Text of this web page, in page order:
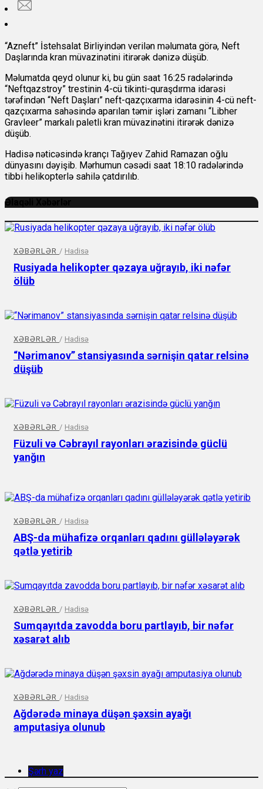
“Azneft” İstehsalat Birliyindən verilən məlumata görə, Neft
Daşlarında kran müvazinətini itirərək dənizə düşüb.
Məlumatda qeyd olunur ki, bu gün saat 16:25 radələrində
“Neftqazstroy” trestinin 4-cü tikinti-quraşdırma idarəsi
tərəfindən “Neft Daşları” neft-qazçıxarma idarəsinin 4-cü neft-
qazçıxarma sahəsində aparılan təmir işləri zamanı “Libher
Gravleer” markalı paletli kran müvazinətini itirərək dənizə
düşüb.
Hadisə nəticəsində krançı Tağıyev Zahid Ramazan oğlu
dünyasını dəyişib. Mərhumun cəsədi saat 18:10 radələrində
tibbi helikopterlə sahilə çatdırılıb.
Əlaqəli Xəbərlər
XƏBƏRLƏR / Hadisə
Rusiyada helikopter qəzaya uğrayıb, iki nəfər
ölüb
XƏBƏRLƏR / Hadisə
“Nərimanov” stansiyasında sərnişin qatar relsinə
düşüb
XƏBƏRLƏR / Hadisə
Füzuli və Cəbrayıl rayonları ərazisində güclü
yanğın
XƏBƏRLƏR / Hadisə
ABŞ-da mühafizə orqanları qadını güllələyərək
qətlə yetirib
XƏBƏRLƏR / Hadisə
Sumqayıtda zavodda boru partlayıb, bir nəfər
xəsarət alıb
XƏBƏRLƏR / Hadisə
Ağdərədə minaya düşən şəxsin ayağı
amputasiya olunub
Şərh yaz